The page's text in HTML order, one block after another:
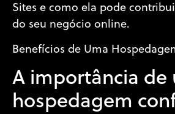
Sites e como ela pode
do seu negócio online.
Benefícios de Uma
A importância de
hospedagem